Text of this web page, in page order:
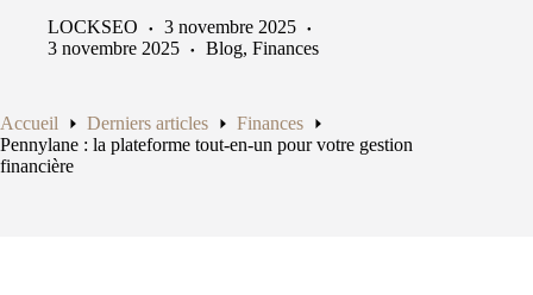
LOCKSEO
3 novembre 2025
3 novembre 2025
Blog, Finances
Accueil Derniers articles
Finances
Pennylane : la plateforme tout-en-un pour votre gestion
financière